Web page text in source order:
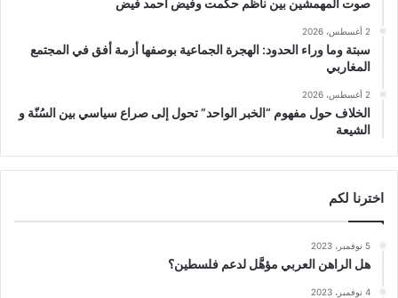
2 أغسطس، 2026
سبتة وما وراء الحدود: الهجرة الجماعية بوصفها أزمة أفق في المجتمع
المغاربي
2 أغسطس، 2026
الخلاف حول مفهوم “الخبر الواحد” تحول إلى صراع سياسي بين السُنّة و
الشيعة
اخترنا لكم
5 نوفمبر، 2023
هل الراهن العربي مؤهَّل لدعم فلسطين؟
4 نوفمبر، 2023